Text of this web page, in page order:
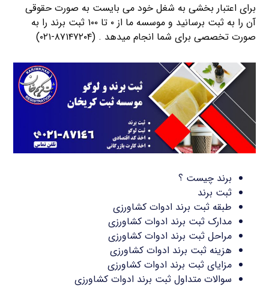
برای اعتبار بخشی به شغل خود می بایست به صورت حقوقی
آن را به ثبت برسانید و موسسه ما از ۰ تا ۱۰۰ ثبت برند را به
صورت تخصصی برای شما انجام میدهد . (۸۷۱۴۷۲۰۴-۰۲۱)
برند چیست ؟
ثبت برند
طبقه ثبت برند ادوات کشاورزی
مدارک ثبت برند ادوات کشاورزی
مراحل ثبت برند ادوات کشاورزی
هزینه ثبت برند ادوات کشاورزی
مزایای ثبت برند ادوات کشاورزی
سوالات متداول ثبت برند ادوات کشاورزی